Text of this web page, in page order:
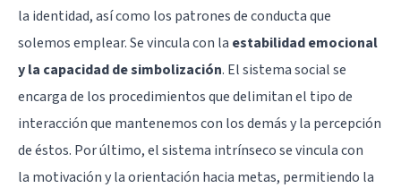
la identidad, así como los patrones de conducta que
solemos emplear. Se vincula con la estabilidad emocional
y la capacidad de simbolización. El sistema social se
encarga de los procedimientos que delimitan el tipo de
interacción que mantenemos con los demás y la percepción
de éstos. Por último, el sistema intrínseco se vincula con
la motivacióny la orientación hacia metas, permitiendo la